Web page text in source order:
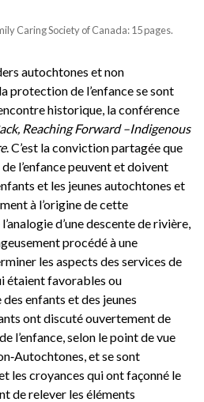
Caring Society of Canada: 15 pages.
autochtones et non
protection de l’enfance se sont
historique, la conférence
Reaching Forward –Indigenous
. C’est la conviction partagée que
l’enfance peuvent et doivent
et les jeunes autochtones et
à l’origine de cette
d’une descente de rivière,
procédé à une
les aspects des services de
étaient favorables ou
enfants et des jeunes
ont discuté ouvertement de
l’enfance, selon le point de vue
et se sont
les croyances qui ont façonné le
de relever les éléments